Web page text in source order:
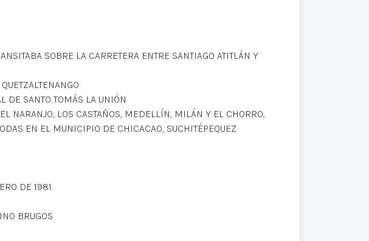
SOBRE LA CARRETERA ENTRE SANTIAGO ATITLÁN Y
DE SANTO TOMÁS LA UNIÓN
NARANJO, LOS CASTAÑOS, MEDELLÍN, MILÁN Y EL CHORRO,
EN EL MUNICIPIO DE CHICACAO, SUCHITÉPEQUEZ
DE 1981.
BRUGOS